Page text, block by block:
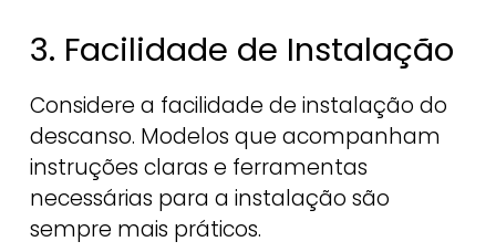
3. Facilidade de Instalação
Considere a facilidade de instalação do
descanso. Modelos que acompanham
instruções claras e ferramentas
necessárias para a instalação são
sempre mais práticos.